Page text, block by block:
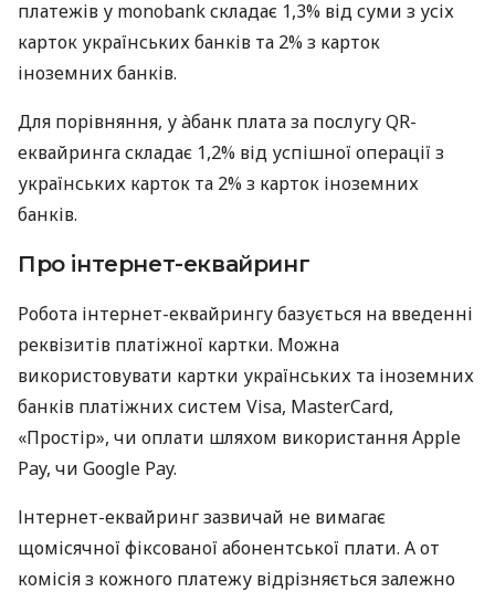
платежів у monobank складає 1,3% від суми з усіх
карток українських банків та 2% з карток
іноземних банків.
Для порівняння, у àбанк плата за послугу QR-
еквайринга складає 1,2% від успішної операції з
українських карток та 2% з карток іноземних
банків.
Про інтернет-еквайринг
Робота інтернет-еквайрингу базується на введенні
реквізитів платіжної картки. Можна
використовувати картки українських та іноземних
банків платіжних систем Visa, MasterCard,
«Простір», чи оплати шляхом використання Apple
Pay, чи Google Pay.
Інтернет-еквайринг зазвичай не вимагає
щомісячної фіксованої абонентської плати. А от
комісія з кожного платежу відрізняється залежно